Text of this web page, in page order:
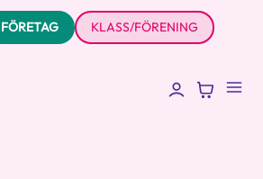
FÖRETAG KLASS/FÖRENING